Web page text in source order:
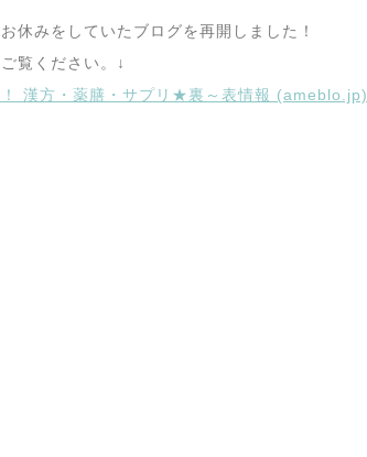
休みをしていたブログを再開しました！
覧ください。↓
漢方・薬膳・サプリ★裏～表情報 (ameblo.jp)